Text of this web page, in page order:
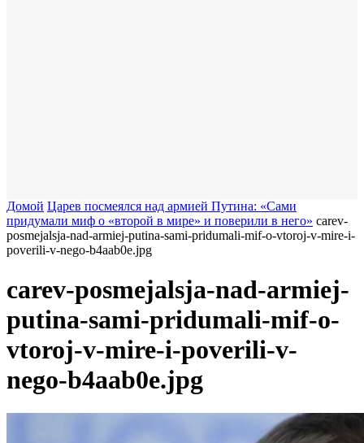
Домой ​Царев посмеялся над армией Путина: «Сами
придумали миф о «второй в мире» и поверили в него» carev-
posmejalsja-nad-armiej-putina-sami-pridumali-mif-o-vtoroj-v-mire-i-
poverili-v-nego-b4aab0e.jpg
carev-posmejalsja-nad-armiej-
putina-sami-pridumali-mif-o-
vtoroj-v-mire-i-poverili-v-
nego-b4aab0e.jpg